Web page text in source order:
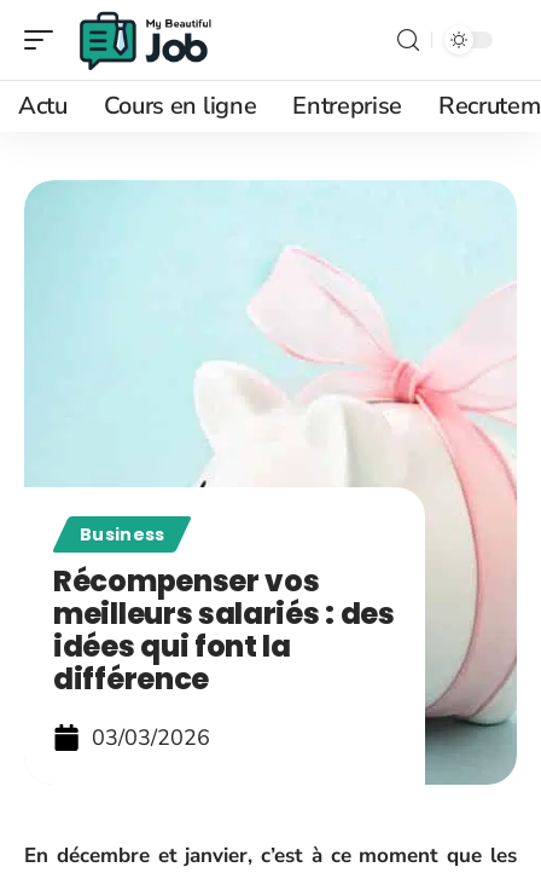
Actu Cours en ligne Entreprise
Business
Récompenser vos
meilleurs salariés : des
idées qui font la
différence
03/03/2026
En décembre et janvier, c’est à ce moment que les